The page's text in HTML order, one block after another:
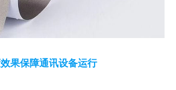
果保障通讯设备运行